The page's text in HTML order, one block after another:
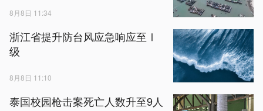
8月8日 11:34
浙江省提升防台风应急响应至Ⅰ
级
8月8日 11:10
泰国校园枪击案死亡人数升至9人